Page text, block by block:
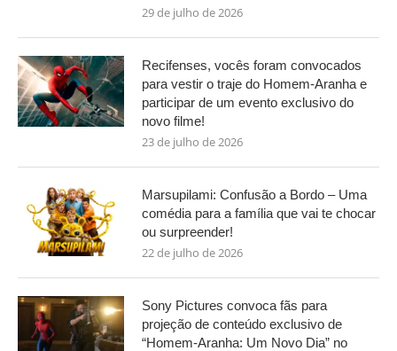
29 de julho de 2026
Recifenses, vocês foram convocados
para vestir o traje do Homem-Aranha e
participar de um evento exclusivo do
novo filme!
23 de julho de 2026
Marsupilami: Confusão a Bordo – Uma
comédia para a família que vai te chocar
ou surpreender!
22 de julho de 2026
Sony Pictures convoca fãs para
projeção de conteúdo exclusivo de
“Homem-Aranha: Um Novo Dia” no